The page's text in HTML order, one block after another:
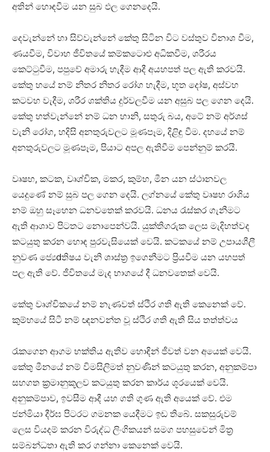
අතින් හොඳවීම යන සුබ ඵල ගෙනදෙයි.
දෙවැන්නේ හා සිව්වැන්නේ කේතු සිටින විට වස්‌තුව විනාශ වීම,
ණයවීම, විවාහ ජීවිතයේ කම්කටොළු අධිකවීම, ශරීරය
කෙට්‌ටුවීම, පපුවේ අමාරු හැදීම ආදී අයහපත් පල ඇති කරවයි.
කේතු හයේ නම් නිතර නිතර රෝග හැදීම, භූත දෝෂ, අස්‌වහ
කටවහ වැදීම, ශරීර ශක්‌තිය දුර්වලවීම යන අසුබ පල ගෙන දෙයි.
කේතු හත්වැන්නේ නම් ධන හානි, සතුරු බය, අටේ නම් අර්ශස්‌
වැනි රෝග, හදිසි අනතුරුවලට මූණපෑම, දිළිඳු වීම. දහයේ නම්
අනතුරුවලට මූණපෑම, පියාට අපල ඇතිවීම පෙන්නුම් කරයි.
වෘෂභ, කටක, වෘශ්චික, මකර, කුම්භ, මීන යන ස්‌ථානවල
යෙදුණේ නම් සුබ පල ගෙන දෙයි. ලග්නයේ කේතු වෘෂභ රාශිය
නම් ඔහු සෑහෙන ධනවතෙක්‌ කරවයි. ධනය රැස්‌කර ගැනීමට
ඇති ආශාව පිටතට නොපෙන්වයි. යුක්‌තිගරුක ලෙස මැදිහත්වද
කටයුතු කරන හොඳ පුරවැසියෙක්‌ වෙයි. කටකයේ නම් උපායශීලී
නුවණ ජ්‍යෙdතිෂය වැනි ශාස්‌ත්‍ර ඉගෙනීමට ප්‍රියවීම යන යහපත්
පල ඇති වේ. ජීවිතයේ මැද භාගයේ දී ධනවතෙක්‌ වෙයි.
කේතු වෘශ්චිකයේ නම් නැණවත් ස්‌ථිර ගති ඇති කෙනෙක්‌ වේ.
කුම්භයේ සිටී නම් ඥනවන්ත වූ ස්‌ථිර ගති ඇති සිය තත්ත්වය
රැකගෙන ආගම භක්‌තිය ඇතිව හොඳින් ජීවත් වන අයෙක්‌ වෙයි.
කේතු මීනයේ නම් විමසිලිමත් නුවණින් කටයුතු කරන, අනුකම්පා
සහගත ක්‍රමානුකූලව කටයුතු කරන කාර්ය ශූරයෙක්‌ වෙයි.
අනුකම්පාව, ඉවසීම ආදී යහ ගති ගුණ ඇති අයෙක්‌ වේ. එම
ජන්මියා දීර්ඝ පිටරට ගමනක යෙදීමට ඉඩ තිබේ. සකසුරුවම්
ලෙස වියදම් කරන විරුද්ධ ලිංගිකයන් සමග පහසුවෙන් මිත්‍ර
සම්බන්ධතා ඇති කර ගන්නා කෙනෙක්‌ වෙයි.